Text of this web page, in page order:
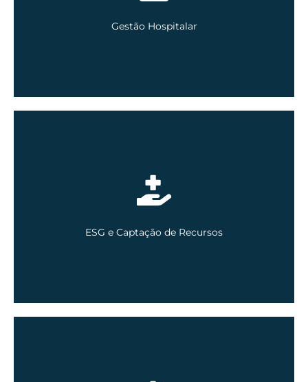
Gestão Hospitalar
Inscreva-se aqui
ESG e Captação de Recursos